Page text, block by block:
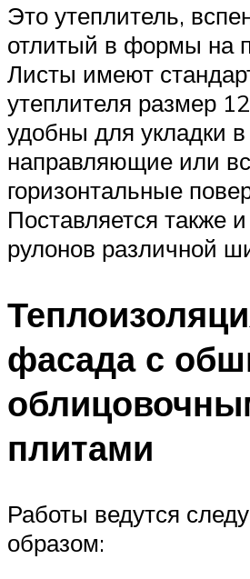
Это утеплитель,
отлитый в формы на
Листы имеют
утеплителя размер
удобны для укладки в
направляющие или
горизонтальные
Поставляется также
рулонов различной
фасада с
плитами
Работы ведутся
образом: